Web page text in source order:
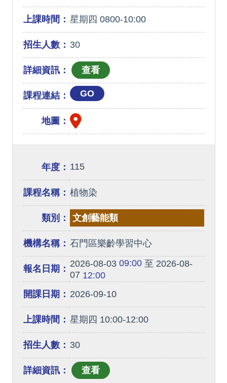
上課時間： 星期四 0800-10:00
招生人數： 30
詳細資訊：
課程連結： GO
地圖：
年度： 115
課程名稱： 植物染
類別： 文創藝能類
機構名稱： 石門區樂齡學習中心
報名日期： 2026-08-0309:00至 2026-08-
07 12:00
開課日期： 2026-09-10
上課時間： 星期四 10:00-12:00
招生人數： 30
詳細資訊：